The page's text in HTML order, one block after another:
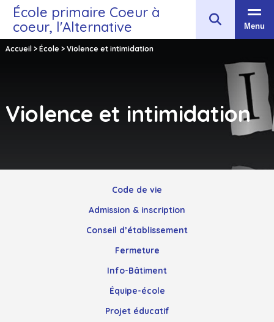
École primaire Coeur à
coeur, l'Alternative
Menu
Accueil> École > Violence et intimidation
Violence et intimidation
Code de vie
Admission & inscription
Conseil d’établissement
Fermeture
Info-Bâtiment
Équipe-école
Projet éducatif